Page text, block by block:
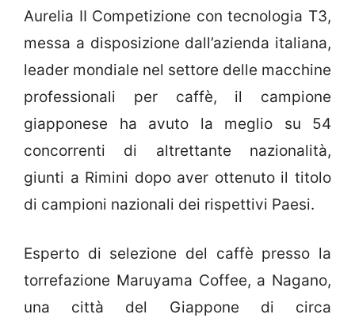
Aurelia II Competizione con tecnologia T3,
messa a disposizione dall’azienda italiana,
leader mondiale nel settore delle macchine
professionali per caffè, il campione
giapponese ha avuto la meglio su 54
concorrenti di altrettante nazionalità,
giunti a Rimini dopo aver ottenuto il titolo
di campioni nazionali dei rispettivi Paesi.
Esperto di selezione del caffè presso la
torrefazione Maruyama Coffee, a Nagano,
una città del Giappone di circa